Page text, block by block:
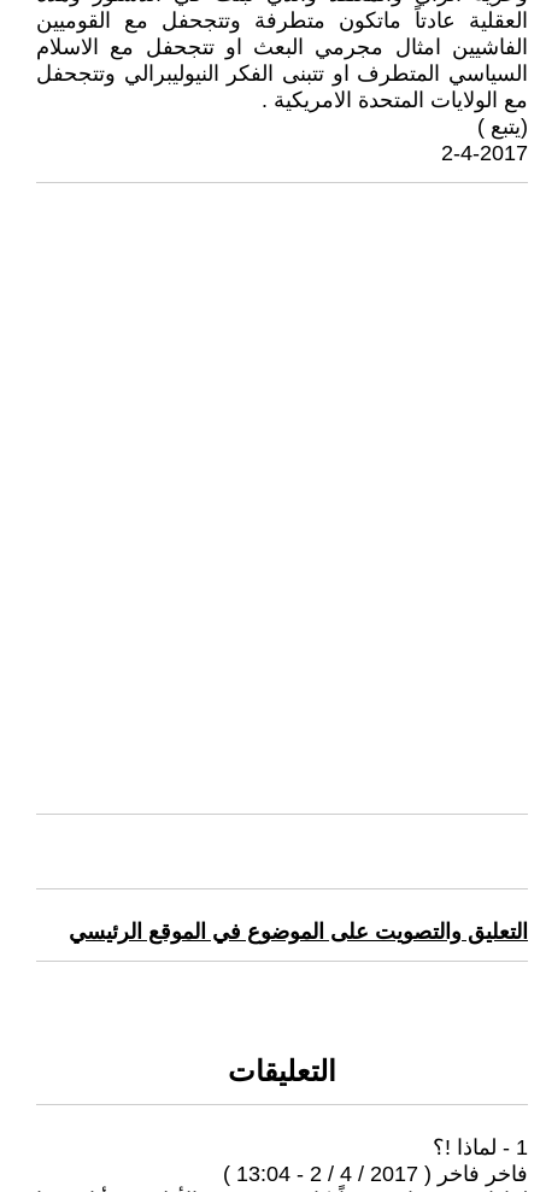
العقلية عادتاً ماتكون متطرفة وتتجحفل مع القوميين
الفاشيين امثال مجرمي البعث او تتجحفل مع الاسلام
السياسي المتطرف او تتبنى الفكر النيوليبرالي وتتجحفل
مع الولايات المتحدة الامريكية .
(يتبع )
2-4-2017
التعليق والتصويت على الموضوع في الموقع الرئيسي
التعليقات
1 - لماذا !؟
فاخر فاخر ( 2017 / 4 / 2 - 13:04 )